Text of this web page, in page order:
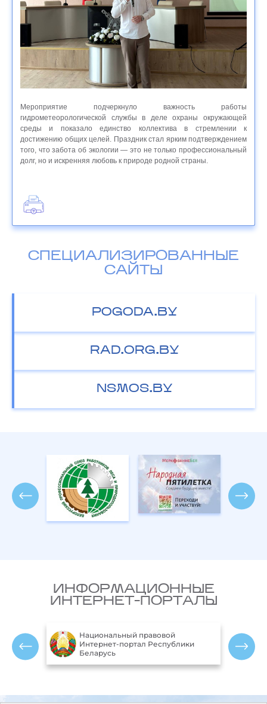
Мероприятие подчеркнуло важность работы
гидрометеорологической службы в деле охраны окружающей
среды и показало единство коллектива в стремлении к
достижению общих целей. Праздник стал ярким подтверждением
того, что забота об экологии — это не только профессиональный
долг, но и искренняя любовь к природе родной страны.
СПЕЦИАЛИЗИРОВАННЫЕ
САЙТЫ
POGODA.BY
RAD.ORG.BY
NSMOS.BY
ИНФОРМАЦИОННЫЕ
ИНТЕРНЕТ-ПОРТАЛЫ
Республики
Министерство природных
ресурсов и охраны окружающей
среды Республики Беларусь